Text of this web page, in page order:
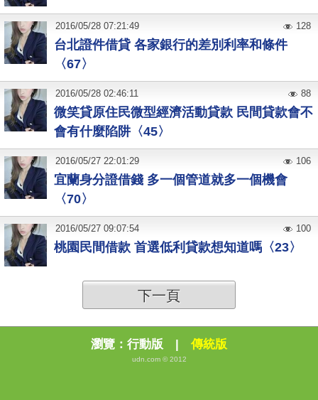
台北證件借貸 各家銀行的差別利率和條件
〈67〉
2016/05/28 07:21:49 128
微笑貸原住民微型經濟活動貸款 民間貸款會不
會有什麼陷阱〈45〉
2016/05/28 02:46:11 88
宜蘭身分證借錢 多一個管道就多一個機會
〈70〉
2016/05/27 22:01:29 106
桃園民間借款 首選低利貸款想知道嗎〈23〉
2016/05/27 09:07:54 100
下一頁
瀏覽： 行動版 | 傳統版
udn.com © 2012